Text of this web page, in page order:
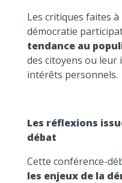
Les critiques faites à
démocratie
tendance au
des citoyens ou leur
intérêts personnels.
Les réflexions
débat
Cette conférence-
les enjeux de la